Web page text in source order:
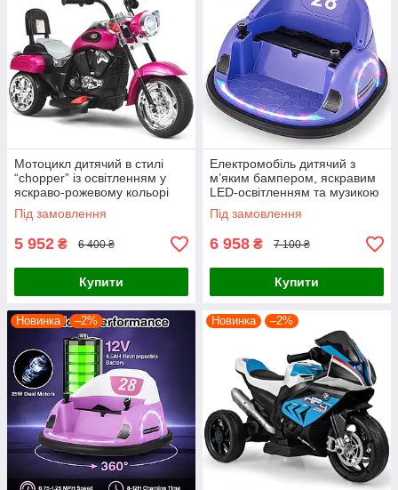
Мотоцикл дитячий в стилі
“chopper” із освітленням у
яскраво-рожевому кольорі
Під замовлення
5 952 ₴ 6 400 ₴
Купити
Електромобіль дитячий з
м’яким бампером, яскравим
LED-освітленням та музикою
Під замовлення
6 958 ₴ 7 100 ₴
Купити
Новинка –2% Новинка –2%